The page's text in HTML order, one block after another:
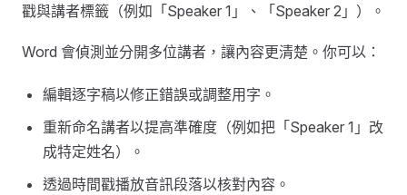
戳與講者標籤（例如「Speaker 1」、「Speaker 2」）。
Word 會偵測並分開多位講者，讓內容更清楚。你可以：
編輯逐字稿以修正錯誤或調整用字。
重新命名講者以提高準確度（例如把「Speaker 1」改
成特定姓名）。
透過時間戳播放音訊段落以核對內容。